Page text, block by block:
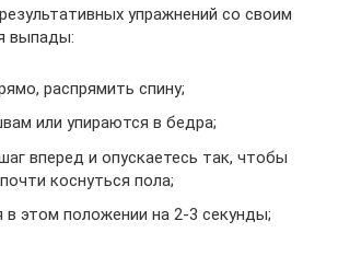
упражнений со своим
выпады:
распрямить спину;
или упираются в бедра;
вперед и опускаетесь так, чтобы
коснуться пола;
в этом положении на 2-3 секунды;